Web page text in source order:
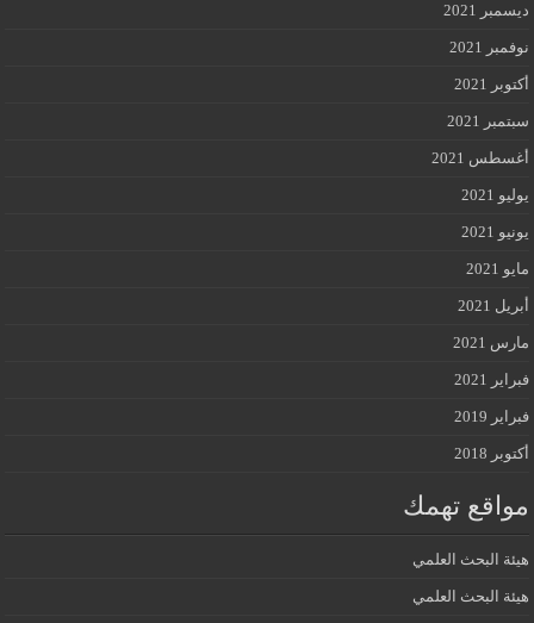
ديسمبر 2021
نوفمبر 2021
أكتوبر 2021
سبتمبر 2021
أغسطس 2021
يوليو 2021
يونيو 2021
مايو 2021
أبريل 2021
مارس 2021
فبراير 2021
فبراير 2019
أكتوبر 2018
مواقع تهمك
هيئة البحث العلمي
هيئة البحث العلمي